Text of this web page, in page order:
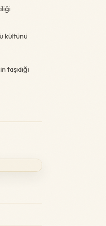
kültünü